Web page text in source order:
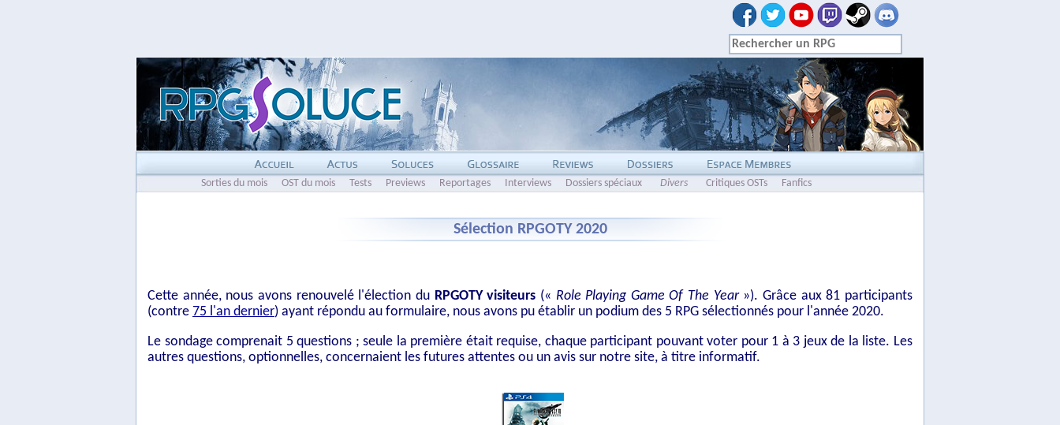
Sorties du mois OST du mois Tests Previews Reportages Interviews Dossiers spéciaux Divers Critiques OSTs Fanfics
Sélection RPGOTY 2020
Cette année, nous avons renouvelé l'élection du RPGOTY visiteurs (« Role Playing Game Of The Year»). Grâce aux 81 participants
(contre 75 l'an dernier) ayant répondu au formulaire, nous avons pu établir un podium des 5 RPG sélectionnés pour l'année 2020.
Le sondage comprenait 5 questions ; seule la première était requise, chaque participant pouvant voter pour 1 à 3 jeux de la liste. Les
autres questions, optionnelles, concernaient les futures attentes ou un avis sur notre site, à titre informatif.